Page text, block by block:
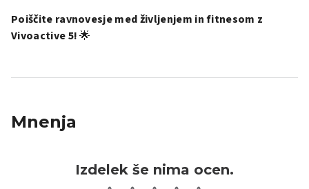
Poiščite ravnovesje med življenjem in fitnesom z
Vivoactive 5!🌟
Mnenja
Izdelek še nima ocen.